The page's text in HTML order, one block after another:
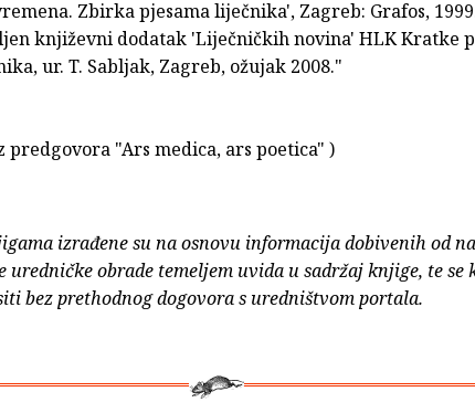
Zbirka pjesama liječnika', Zagreb: Grafos,
književni dodatak 'Liječničkih novina' HLK Kratke
ur. T. Sabljak, Zagreb, ožujak 2008."
predgovora "Ars medica, ars poetica" )
izrađene su na osnovu informacija dobivenih od
uredničke obrade temeljem uvida u sadržaj knjige, te se
bez prethodnog dogovora s uredništvom portala.